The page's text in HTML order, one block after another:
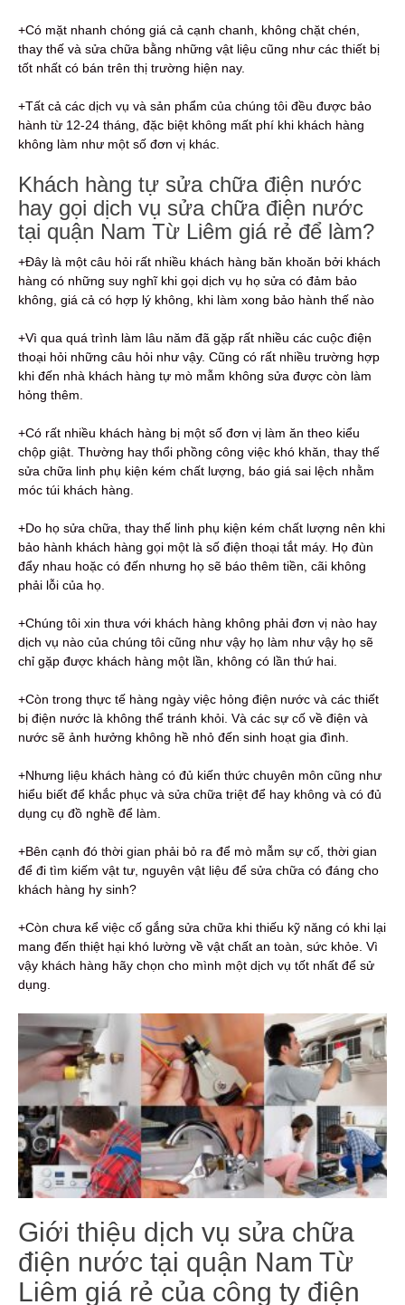
+Có mặt nhanh chóng giá cả cạnh chanh, không chặt chén,
thay thế và sửa chữa bằng những vật liệu cũng như các thiết bị
tốt nhất có bán trên thị trường hiện nay.
+Tất cả các dịch vụ và sản phẩm của chúng tôi đều được bảo
hành từ 12-24 tháng, đặc biệt không mất phí khi khách hàng
không làm như một số đơn vị khác.
Khách hàng tự sửa chữa điện nước
hay gọi dịch vụ sửa chữa điện nước
tại quận Nam Từ Liêm giá rẻ để làm?
+Đây là một câu hỏi rất nhiều khách hàng băn khoăn bởi khách
hàng có những suy nghĩ khi gọi dịch vụ họ sửa có đảm bảo
không, giá cả có hợp lý không, khi làm xong bảo hành thế nào
+Vì qua quá trình làm lâu năm đã gặp rất nhiều các cuộc điện
thoại hỏi những câu hỏi như vậy. Cũng có rất nhiều trường hợp
khi đến nhà khách hàng tự mò mẫm không sửa được còn làm
hỏng thêm.
+Có rất nhiều khách hàng bị một số đơn vị làm ăn theo kiểu
chộp giật. Thường hay thổi phồng công việc khó khăn, thay thế
sửa chữa linh phụ kiện kém chất lượng, báo giá sai lệch nhằm
móc túi khách hàng.
+Do họ sửa chữa, thay thế linh phụ kiện kém chất lượng nên khi
bảo hành khách hàng gọi một là số điện thoại tắt máy. Họ đùn
đẩy nhau hoặc có đến nhưng họ sẽ báo thêm tiền, cãi không
phải lỗi của họ.
+Chúng tôi xin thưa với khách hàng không phải đơn vị nào hay
dịch vụ nào của chúng tôi cũng như vậy họ làm như vậy họ sẽ
chỉ gặp được khách hàng một lần, không có lần thứ hai.
+Còn trong thực tế hàng ngày việc hỏng điện nước và các thiết
bị điện nước là không thể tránh khỏi. Và các sự cố về điện và
nước sẽ ảnh hưởng không hề nhỏ đến sinh hoạt gia đình.
+Nhưng liệu khách hàng có đủ kiến thức chuyên môn cũng như
hiểu biết để khắc phục và sửa chữa triệt để hay không và có đủ
dụng cụ đồ nghề để làm.
+Bên cạnh đó thời gian phải bỏ ra để mò mẫm sự cố, thời gian
để đi tìm kiếm vật tư, nguyên vật liệu để sửa chữa có đáng cho
khách hàng hy sinh?
+Còn chưa kể việc cố gắng sửa chữa khi thiếu kỹ năng có khi lại
mang đến thiệt hại khó lường về vật chất an toàn, sức khỏe. Vì
vậy khách hàng hãy chọn cho mình một dịch vụ tốt nhất để sử
dụng.
Giới thiệu dịch vụ sửa chữa
điện nước tại quận Nam Từ
Liêm giá rẻ của công ty điện